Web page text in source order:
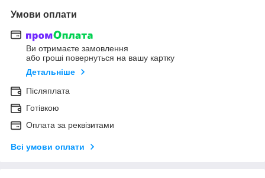
Умови оплати
Ви отримаєте замовлення
або гроші повернуться на вашу картку
Детальніше
Післяплата
Готівкою
Оплата за реквізитами
Всі умови оплати